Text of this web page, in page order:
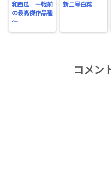
和西瓜 ～戦前
の最高傑作品種
～
新二号白菜
コメン